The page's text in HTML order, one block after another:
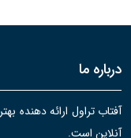
درباره ما
آفتاب تراول ارائه دهنده
آنلاین است.